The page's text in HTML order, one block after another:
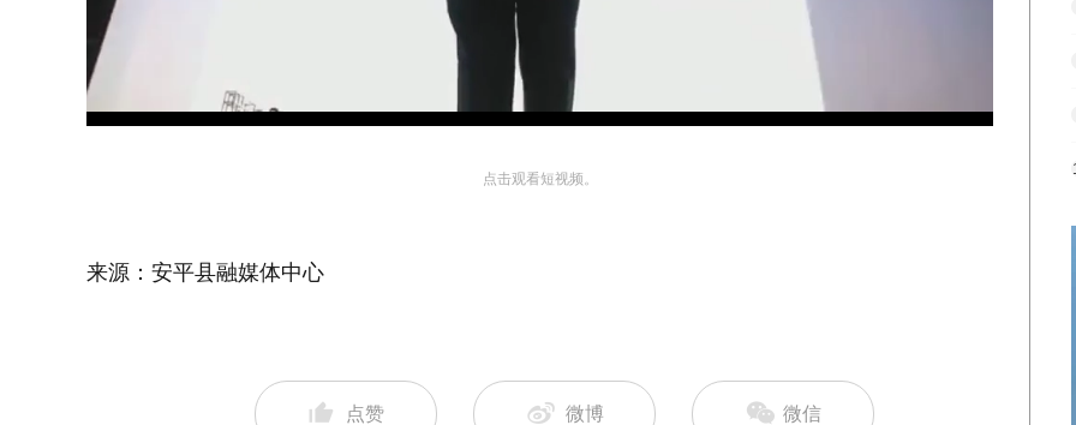
Unmute Loaded:
19.75%
点击观看短视频。
来源：安平县融媒体中心
点赞 微博 微信